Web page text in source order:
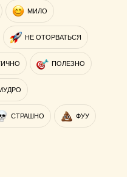
МИЛО
НЕ ОТОРВАТЬСЯ
ПОЛЕЗНО
СТРАШНО ФУУ